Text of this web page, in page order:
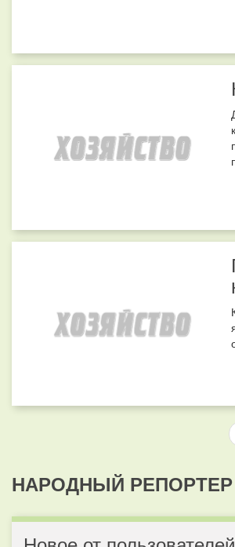
НАРОДНЫЙ РЕПОРТЕР